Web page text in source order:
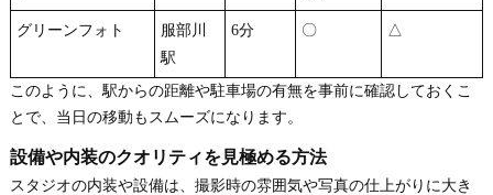
グリーンフォト
服部川
駅
6分 〇 △
このように、駅からの距離や駐車場の有無を事前に確認しておくこ
とで、当日の移動もスムーズになります。
設備や内装のクオリティを見極める方法
スタジオの内装や設備は、撮影時の雰囲気や写真の仕上がりに大き